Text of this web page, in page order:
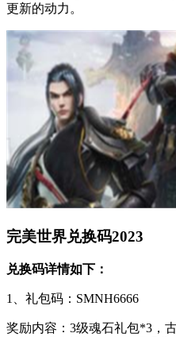
更新的动力。
完美世界兑换码2023
兑换码详情如下：
1、礼包码：SMNH6666
奖励内容：3级魂石礼包*3，